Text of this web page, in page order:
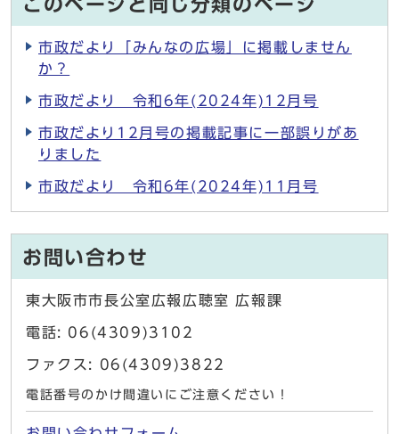
このページと同じ分類のページ
市政だより「みんなの広場」に掲載しません
か？
市政だより 令和6年(2024年)12月号
市政だより12月号の掲載記事に一部誤りがあ
りました
市政だより 令和6年(2024年)11月号
お問い合わせ
東大阪市市長公室広報広聴室 広報課
電話: 06(4309)3102
ファクス: 06(4309)3822
電話番号のかけ間違いにご注意ください！